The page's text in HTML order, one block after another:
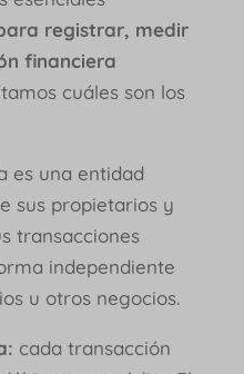
registrar, medir
financiera
cuáles son los
es una entidad
sus propietarios y
transacciones
independiente
u otros negocios.
cada transacción